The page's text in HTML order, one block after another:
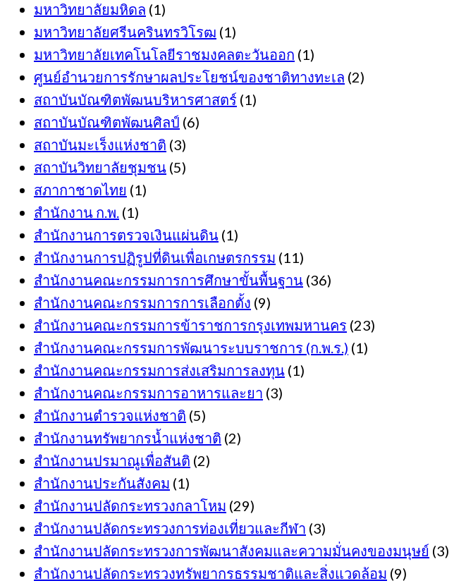
มหาวิทยาลัยมหิดล (1)
มหาวิทยาลัยศรีนครินทรวิโรฒ (1)
มหาวิทยาลัยเทคโนโลยีราชมงคลตะวันออก (1)
ศูนย์อำนวยการรักษาผลประโยชน์ของชาติทางทะเล (2)
สถาบันบัณฑิตพัฒนบริหารศาสตร์ (1)
สถาบันบัณฑิตพัฒนศิลป์ (6)
สถาบันมะเร็งแห่งชาติ (3)
สถาบันวิทยาลัยชุมชน (5)
สภากาชาดไทย (1)
สำนักงาน ก.พ. (1)
สำนักงานการตรวจเงินแผ่นดิน (1)
สำนักงานการปฏิรูปที่ดินเพื่อเกษตรกรรม (11)
สำนักงานคณะกรรมการการศึกษาขั้นพื้นฐาน (36)
สำนักงานคณะกรรมการการเลือกตั้ง (9)
สำนักงานคณะกรรมการข้าราชการกรุงเทพมหานคร (23)
สำนักงานคณะกรรมการพัฒนาระบบราชการ (ก.พ.ร.) (1)
สำนักงานคณะกรรมการส่งเสริมการลงทุน (1)
สำนักงานคณะกรรมการอาหารและยา (3)
สำนักงานตำรวจแห่งชาติ (5)
สำนักงานทรัพยากรน้ำแห่งชาติ (2)
สำนักงานปรมาณูเพื่อสันติ (2)
สำนักงานประกันสังคม (1)
สำนักงานปลัดกระทรวงกลาโหม (29)
สำนักงานปลัดกระทรวงการท่องเที่ยวและกีฬา (3)
สำนักงานปลัดกระทรวงการพัฒนาสังคมและความมั่นคงของมนุษย์ (3)
สำนักงานปลัดกระทรวงทรัพยากรธรรมชาติและสิ่งแวดล้อม (9)